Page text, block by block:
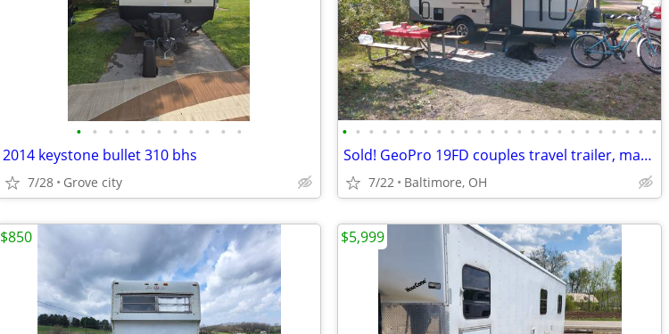
• • • • • • • • • • •
2014 keystone bullet 310 bhs
7/28 Grove city
• • • • • • • • • • • • • • • • • • • • • • • •
Sold! GeoPro 19FD couples travel trailer, many upgrades
7/22 Baltimore, OH
$850 $5,999